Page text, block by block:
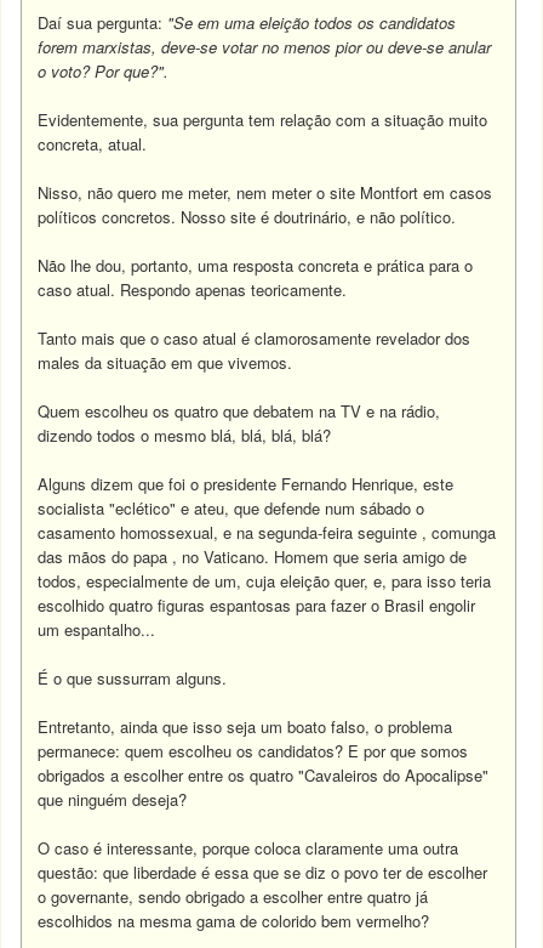
Daí sua pergunta: "Se em uma eleição todos os candidatos
forem marxistas, deve-se votar no menos pior ou deve-se anular
o voto? Por que?".
Evidentemente, sua pergunta tem relação com a situação muito
concreta, atual.
Nisso, não quero me meter, nem meter o site Montfort em casos
políticos concretos. Nosso site é doutrinário, e não político.
Não lhe dou, portanto, uma resposta concreta e prática para o
caso atual. Respondo apenas teoricamente.
Tanto mais que o caso atual é clamorosamente revelador dos
males da situação em que vivemos.
Quem escolheu os quatro que debatem na TV e na rádio,
dizendo todos o mesmo blá, blá, blá, blá?
Alguns dizem que foi o presidente Fernando Henrique, este
socialista "eclético" e ateu, que defende num sábado o
casamento homossexual, e na segunda-feira seguinte , comunga
das mãos do papa , no Vaticano. Homem que seria amigo de
todos, especialmente de um, cuja eleição quer, e, para isso teria
escolhido quatro figuras espantosas para fazer o Brasil engolir
um espantalho...
É o que sussurram alguns.
Entretanto, ainda que isso seja um boato falso, o problema
permanece: quem escolheu os candidatos? E por que somos
obrigados a escolher entre os quatro "Cavaleiros do Apocalipse"
que ninguém deseja?
O caso é interessante, porque coloca claramente uma outra
questão: que liberdade é essa que se diz o povo ter de escolher
o governante, sendo obrigado a escolher entre quatro já
escolhidos na mesma gama de colorido bem vermelho?